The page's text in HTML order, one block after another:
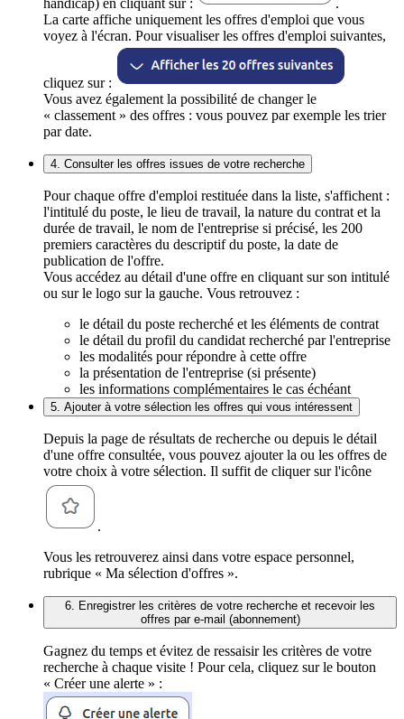
La carte affiche uniquement les offres d'emploi que vous
voyez à l'écran. Pour visualiser les offres d'emploi suivantes,
cliquez sur :
Vous avez également la possibilité de changer le
« classement » des offres : vous pouvez par exemple les trier
par date.
4. Consulter les offres issues de votre recherche
Pour chaque offre d'emploi restituée dans la liste, s'affichent :
l'intitulé du poste, le lieu de travail, la nature du contrat et la
durée de travail, le nom de l'entreprise si précisé, les 200
premiers caractères du descriptif du poste, la date de
publication de l'offre.
Vous accédez au détail d'une offre en cliquant sur son intitulé
ou sur le logo sur la gauche. Vous retrouvez :
le détail du poste recherché et les éléments de contrat
le détail du profil du candidat recherché par l'entreprise
les modalités pour répondre à cette offre
la présentation de l'entreprise (si présente)
les informations complémentaires le cas échéant
5. Ajouter à votre sélection les offres qui vous intéressent
Depuis la page de résultats de recherche ou depuis le détail
d'une offre consultée, vous pouvez ajouter la ou les offres de
votre choix à votre sélection. Il suffit de cliquer sur l'icône
.
Vous les retrouverez ainsi dans votre espace personnel,
rubrique « Ma sélection d'offres ».
6. Enregistrer les critères de votre recherche et recevoir les
offres par e-mail (abonnement)
Gagnez du temps et évitez de ressaisir les critères de votre
recherche à chaque visite ! Pour cela, cliquez sur le bouton
« Créer une alerte » :